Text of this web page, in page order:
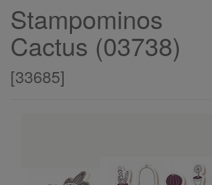
Stampominos
Cactus (03738)
[33685]